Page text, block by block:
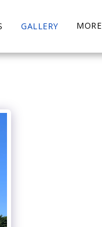
GALLERY MORE